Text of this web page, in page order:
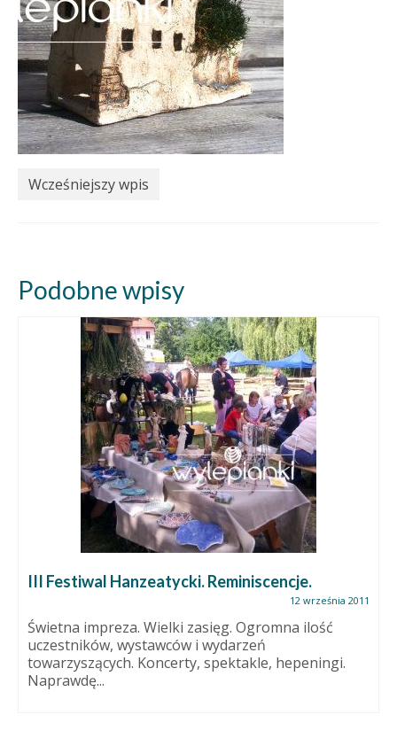
Wcześniejszy wpis
Podobne wpisy
III Festiwal Hanzeatycki. Reminiscencje.
12 września 2011
Świetna impreza. Wielki zasięg. Ogromna ilość
uczestników, wystawców i wydarzeń
towarzyszących. Koncerty, spektakle, hepeningi.
Naprawdę...